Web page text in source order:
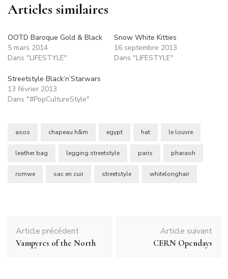
Articles similaires
OOTD Baroque Gold & Black
5 mars 2014
Dans "LIFESTYLE"
Snow White Kitties
16 septembre 2013
Dans "LIFESTYLE"
Streetstyle Black’n’Starwars
13 février 2013
Dans "#PopCultureStyle"
asos chapeau h&m egypt hat le louvre
leather bag legging streetstyle paris pharaoh
romwe sac en cuir streetstyle whitelonghair
d'article
Article précédent
Vampyres of the North
Article suivant
CERN Opendays